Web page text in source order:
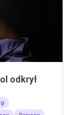
odkrył